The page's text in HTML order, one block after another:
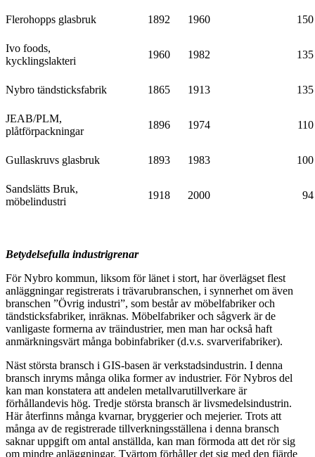
Flerohopps glasbruk 1892 1960 150
Ivo foods,
kycklingslakteri
1960 1982 135
Nybro tändsticksfabrik 1865 1913 135
JEAB/PLM,
plåtförpackningar
1896 1974 110
Gullaskruvs glasbruk 1893 1983 100
Sandslätts Bruk,
möbelindustri
1918 2000 94
Betydelsefulla industrigrenar
För Nybro kommun, liksom för länet i stort, har överlägset flest
anläggningar registrerats i trävarubranschen, i synnerhet om även
branschen ”Övrig industri”, som består av möbelfabriker och
tändsticksfabriker, inräknas. Möbelfabriker och sågverk är de
vanligaste formerna av träindustrier, men man har också haft
anmärkningsvärt många bobinfabriker (d.v.s. svarverifabriker).
Näst största bransch i GIS-basen är verkstadsindustrin. I denna
bransch inryms många olika former av industrier. För Nybros del
kan man konstatera att andelen metallvarutillverkare är
förhållandevis hög. Tredje största bransch är livsmedelsindustrin.
Här återfinns många kvarnar, bryggerier och mejerier. Trots att
många av de registrerade tillverkningsställena i denna bransch
saknar uppgift om antal anställda, kan man förmoda att det rör sig
om mindre anläggningar. Tvärtom förhåller det sig med den fjärde